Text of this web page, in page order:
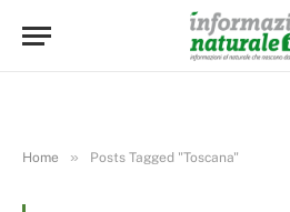
Home » Posts Tagged "Toscana"